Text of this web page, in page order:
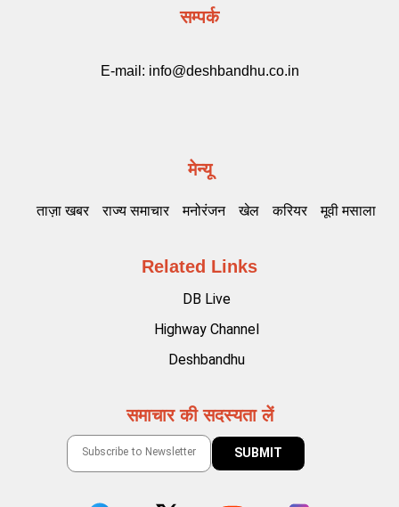
सम्पर्क
E-mail: info@deshbandhu.co.in
मेन्यू
ताज़ा खबर राज्य समाचार मनोरंजन खेल करियर मूवी मसाला
Related Links
DB Live
Highway Channel
Deshbandhu
समाचार की सदस्यता लें